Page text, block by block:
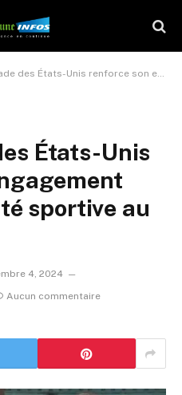
Unis renforce son engagement pour l’inclusivité sportive au Sénégal
États-Unis
sportive au
4, 2024
Aucun commentaire